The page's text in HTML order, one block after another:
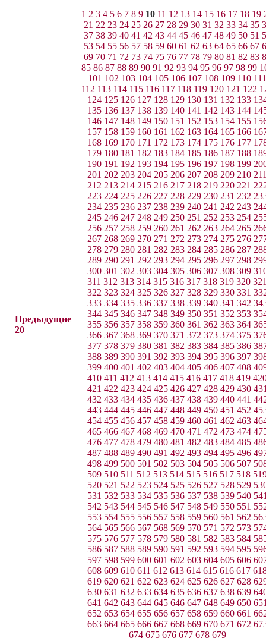
Предыдущие
20
1 2 3 4 5 6 7 8 9 10 11 12 13 14 15 16 17 18 19
21 22 23 24 25 26 27 28 29 30 31 32 33 34 35
37 38 39 40 41 42 43 44 45 46 47 48 49 50 51
53 54 55 56 57 58 59 60 61 62 63 64 65 66 67
69 70 71 72 73 74 75 76 77 78 79 80 81 82 83
85 86 87 88 89 90 91 92 93 94 95 96 97 98 99
101 102 103 104 105 106 107 108 109 110 111
112 113 114 115 116 117 118 119 120 121 122
124 125 126 127 128 129 130 131 132 133
135 136 137 138 139 140 141 142 143 144
146 147 148 149 150 151 152 153 154 155
157 158 159 160 161 162 163 164 165 166
168 169 170 171 172 173 174 175 176 177
179 180 181 182 183 184 185 186 187 188
190 191 192 193 194 195 196 197 198 199
201 202 203 204 205 206 207 208 209 210
212 213 214 215 216 217 218 219 220 221
223 224 225 226 227 228 229 230 231 232
234 235 236 237 238 239 240 241 242 243
245 246 247 248 249 250 251 252 253 254
256 257 258 259 260 261 262 263 264 265
267 268 269 270 271 272 273 274 275 276
278 279 280 281 282 283 284 285 286 287
289 290 291 292 293 294 295 296 297 298
300 301 302 303 304 305 306 307 308 309
311 312 313 314 315 316 317 318 319 320
322 323 324 325 326 327 328 329 330 331
333 334 335 336 337 338 339 340 341 342
344 345 346 347 348 349 350 351 352 353
355 356 357 358 359 360 361 362 363 364
366 367 368 369 370 371 372 373 374 375
377 378 379 380 381 382 383 384 385 386
388 389 390 391 392 393 394 395 396 397
399 400 401 402 403 404 405 406 407 408
410 411 412 413 414 415 416 417 418 419
421 422 423 424 425 426 427 428 429 430
432 433 434 435 436 437 438 439 440 441
443 444 445 446 447 448 449 450 451 452
454 455 456 457 458 459 460 461 462 463
465 466 467 468 469 470 471 472 473 474
476 477 478 479 480 481 482 483 484 485
487 488 489 490 491 492 493 494 495 496
498 499 500 501 502 503 504 505 506 507
509 510 511 512 513 514 515 516 517 518
520 521 522 523 524 525 526 527 528 529
531 532 533 534 535 536 537 538 539 540
542 543 544 545 546 547 548 549 550 551
553 554 555 556 557 558 559 560 561 562
564 565 566 567 568 569 570 571 572 573
575 576 577 578 579 580 581 582 583 584
586 587 588 589 590 591 592 593 594 595
597 598 599 600 601 602 603 604 605 606
608 609 610 611 612 613 614 615 616 617
619 620 621 622 623 624 625 626 627 628
630 631 632 633 634 635 636 637 638 639
641 642 643 644 645 646 647 648 649 650
652 653 654 655 656 657 658 659 660 661
663 664 665 666 667 668 669 670 671 672
674 675 676 677 678 679